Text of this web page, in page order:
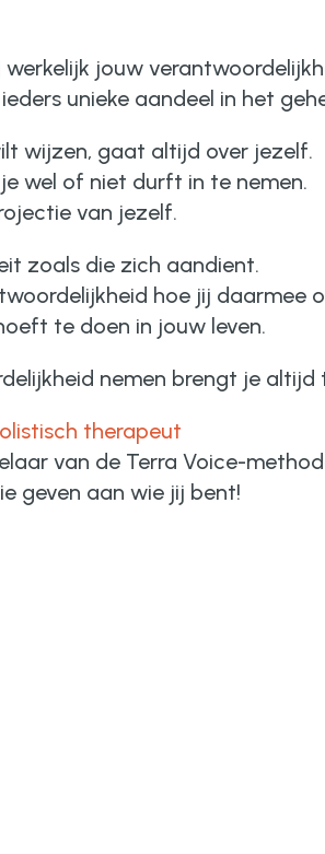
werkelijk jouw
unieke aandeel in het
wijzen, gaat altijd over jezelf.
wel of niet durft in te nemen.
van jezelf.
zoals die zich aandient.
hoe jij daarmee
te doen in jouw leven.
nemen brengt je altijd
therapeut
van de Terra Voice-
geven aan wie jij bent!